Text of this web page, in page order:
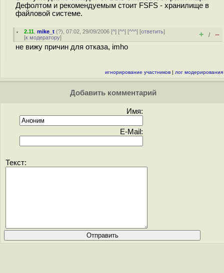
Дефолтом и рекомендуемым стоит FSFS - хранилище в
файловой системе.
2.11 ,mike_t (?), 07:02, 29/09/2006 [^] [^^] [^^^] [ответить]
[к модератору] + / –
не вижу причин для отказа, imho
игнорирование участников | лог модерирования
Добавить комментарий
Имя:
E-Mail:
Текст: